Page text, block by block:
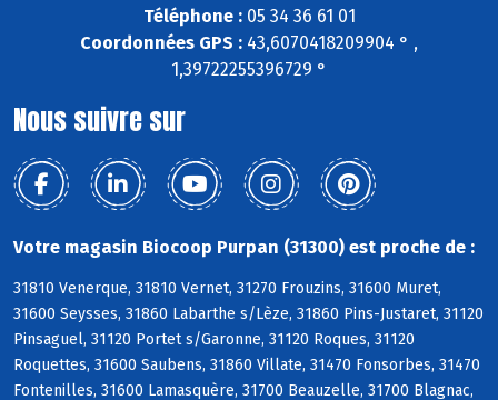
Téléphone :05 34 36 61 01
Coordonnées GPS : 43,6070418209904 ° ,
1,39722255396729 °
Nous suivre sur
Votre magasin Biocoop Purpan (31300) est proche de :
31810 Venerque, 31810 Vernet, 31270 Frouzins, 31600 Muret,
31600 Seysses, 31860 Labarthe s/Lèze, 31860 Pins-Justaret, 31120
Pinsaguel, 31120 Portet s/Garonne, 31120 Roques, 31120
Roquettes, 31600 Saubens, 31860 Villate, 31470 Fonsorbes, 31470
Fontenilles, 31600 Lamasquère, 31700 Beauzelle, 31700 Blagnac,